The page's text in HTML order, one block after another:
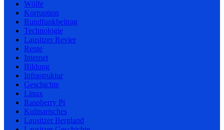
Wölfe
Korruption
Rundfunkbeitrag
Technologie
Lausitzer Revier
Rente
Internet
Bildung
Infrastruktur
Geschichte
Linux
Raspberry Pi
Kulinarisches
Lausitzer Bergland